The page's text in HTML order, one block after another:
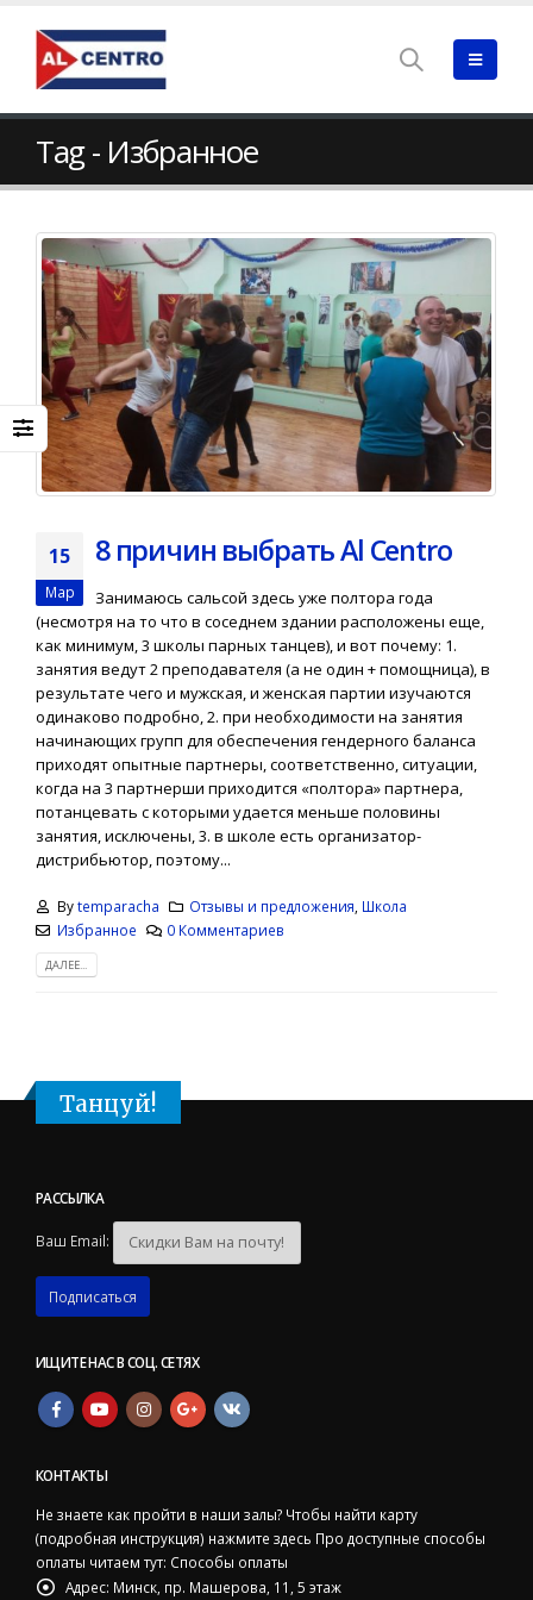
Tag - Избранное
15
Мар
8 причин выбрать Al Centro
Занимаюсь сальсой здесь уже полтора года
(несмотря на то что в соседнем здании расположены еще,
как минимум, 3 школы парных танцев), и вот почему: 1.
занятия ведут 2 преподавателя (а не один + помощница), в
результате чего и мужская, и женская партии изучаются
одинаково подробно, 2. при необходимости на занятия
начинающих групп для обеспечения гендерного баланса
приходят опытные партнеры, соответственно, ситуации,
когда на 3 партнерши приходится «полтора» партнера,
потанцевать с которыми удается меньше половины
занятия, исключены, 3. в школе есть организатор-
дистрибьютор, поэтому...
Bytemparacha Отзывы и предложения Школа
Избранное
0 Комментариев
ДАЛЕЕ...
Танцы для взрослых.
Группа САЛЬСА 35(+)(-)!
08.08.2025
Начинающие!
Кубинская сальса.
Первое занятие 27
августа в 20:00!
08.08.2025
Подарочные
сертификаты для
друзей и близких!
Каждую пятницу с
20 протанцовка по
сальсе!
25.07.2025
Вечеринка
09.05.2017
мобильном
25.04.2017
Танцуй!
РАССЫЛКА
Ваш Email:
ИЩИТЕ НАС В СОЦ. СЕТЯХ
КОНТАКТЫ
Не знаете как пройти в наши залы? Чтобы найти карту
(подробная инструкция) нажмите здесь Про доступные способы
оплаты читаем тут: Способы оплаты
Адрес: Минск, пр. Машерова, 11, 5 этаж